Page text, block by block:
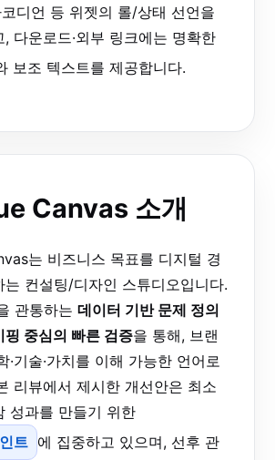
코디언 등 위젯의 롤/상태 선언을
, 다운로드·외부 링크에는 명확한
보조 텍스트를 제공합니다.
Canvas 소개
는 비즈니스 목표를 디지털 경
는 컨설팅/디자인 스튜디오입니다.
관통하는 데이터 기반 문제 정의
핑 중심의 빠른 검증을 통해, 브랜
·기술·가치를 이해 가능한 언어로
리뷰에서 제시한 개선안은 최소
성과를 만들기 위한
트 에 집중하고 있으며, 선후 관